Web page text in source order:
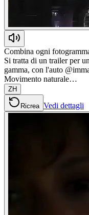
Combina ogni
Si tratta di un trailer per
gamma, con l'auto
Movimento naturale…
ZH
Ricrea Vedi dettagli